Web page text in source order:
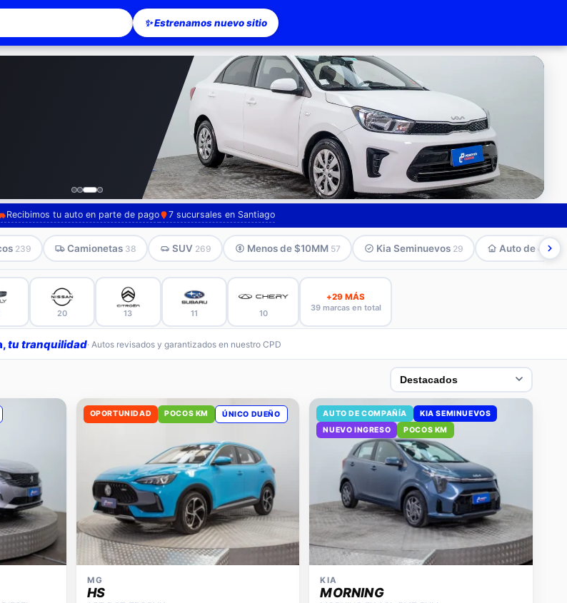
✨ Estrenamos nuevo sitio
Santiago — Pompeyo Carrasco
Recibimos tu auto en parte de pago 7 sucursales en Santiago
239 Camionetas 38 SUV 269 Menos de $10MM 57 Kia Seminuevos 29 Auto de
20 13 11 10
+29 MÁS
39 marcas en total
tu tranquilidad· Autos revisados y garantizados en nuestro CPD
OPORTUNIDAD POCOS KM ÚNICO DUEÑO
MG
HS
AUTO DE COMPAÑÍA
KIA SEMINUEVOS
NUEVO INGRESO
POCOS KM
KIA
MORNING